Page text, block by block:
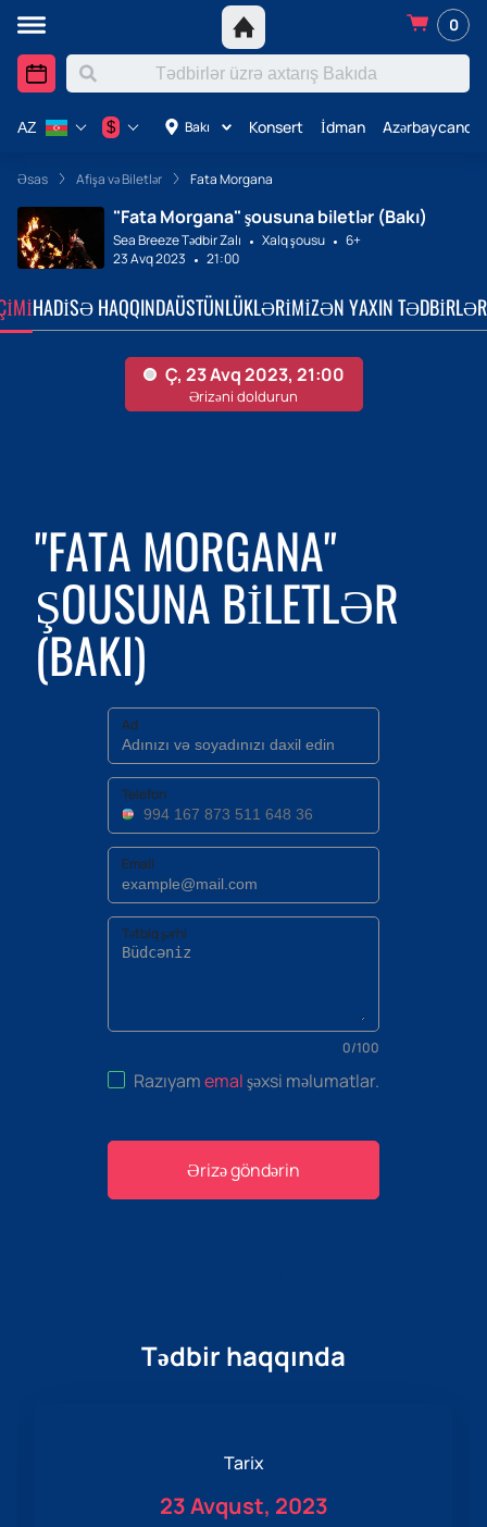
0
Bakı Konsert İdman Azərbaycanda
AZ $
Əsas Afişa və Biletlər Fata Morgana
"Fata Morgana" şousuna biletlər (Bakı)
Sea Breeze Tədbir Zalı Xalq şousu
6+
23 Avq 2023
21:00
HADISƏ HAQQINDAÜSTÜNLÜKLƏRIMIZƏN YAXIN TƏDBIRLƏR
"FATA MORGANA"
ŞOUSUNA BILETLƏR
(BAKI)
Ad
Telefon
Email
Tətbiq şərhi
0/100
Razıyamemalşəxsi məlumatlar.
Ərizə göndərin
Tədbir haqqında
Tarix
23 Avqust, 2023